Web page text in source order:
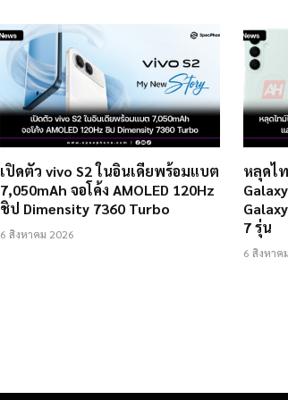
เปิดตัว vivo S2 ในอินเดียพร้อมแบต
7,050mAh จอโค้ง AMOLED 120Hz
ชิป Dimensity 7360 Turbo
6 สิงหาคม 2026
หลุดไ
7 รุ่น
6 สิงหาค